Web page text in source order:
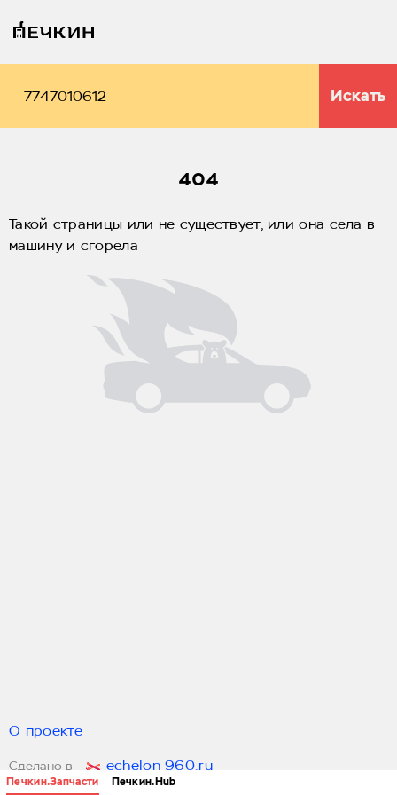
Печкин.Запчасти Печкин.Hub
Искать
404
Такой страницы или не существует, или она села в
машину и сгорела
О проекте
Сделано в echelon 960.ru